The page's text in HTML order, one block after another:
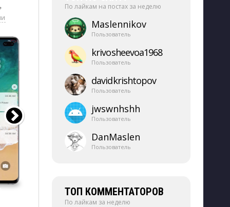
По лайкам на постах за неделю
Maslennikov
Пользователь
krivosheevoa1968
Пользователь
davidkrishtopov
Пользователь
jwswnhshh
Пользователь
DanMaslen
Пользователь
ТОП КОММЕНТАТОРОВ
По лайкам за неделю